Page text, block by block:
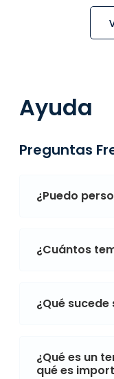
Ayuda
Preguntas
¿Puedo
¿Cuántos
¿Qué
¿Qué es un
qué es